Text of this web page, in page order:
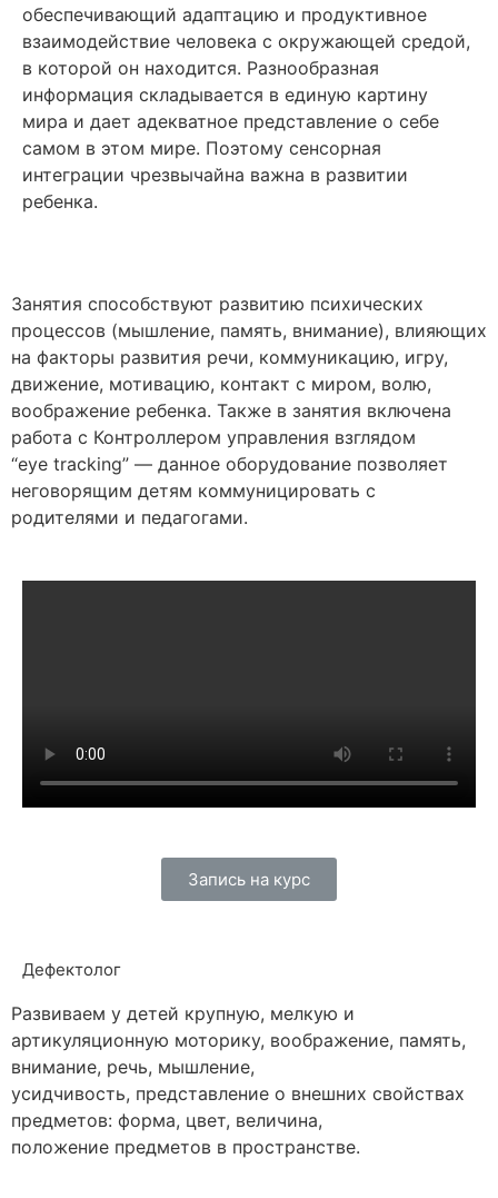
обеспечивающий адаптацию и продуктивное
взаимодействие человека с окружающей средой,
в которой он находится. Разнообразная
информация складывается в единую картину
мира и дает адекватное представление о себе
самом в этом мире. Поэтому сенсорная
интеграции чрезвычайна важна в развитии
ребенка.
Занятия способствуют развитию психических
процессов (мышление, память, внимание), влияющих
на факторы развития речи, коммуникацию, игру,
движение, мотивацию, контакт с миром, волю,
воображение ребенка. Также в занятия включена
работа с Контроллером управления взглядом
“eye tracking” — данное оборудование позволяет
неговорящим детям коммуницировать с
родителями и педагогами.
Запись на курс
Дефектолог
Развиваем у детей крупную, мелкую и
артикуляционную моторику, воображение, память,
внимание, речь, мышление,
усидчивость, представление о внешних свойствах
предметов: форма, цвет, величина,
положение предметов в пространстве.